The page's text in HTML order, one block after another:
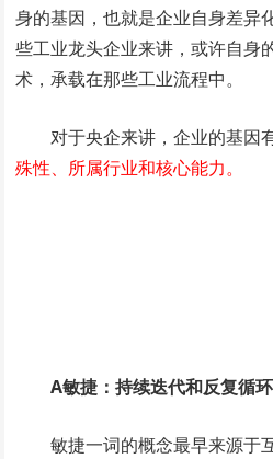
身的基因，也就是企业自身差异
些工业龙头企业来讲，或许自身
术，承载在那些工业流程中。
对于央企来讲，企业的基因
殊性、所属行业和核心能力。
A敏捷：持续迭代和反复循环
敏捷一词的概念最早来源于